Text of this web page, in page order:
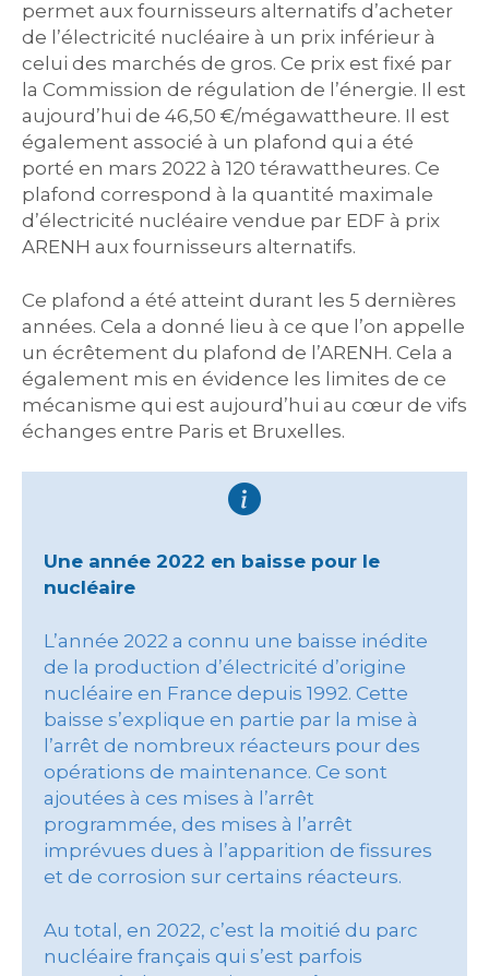
permet aux fournisseurs alternatifs d’acheter
de l’électricité nucléaire à un prix inférieur à
celui des marchés de gros. Ce prix est fixé par
la Commission de régulation de l’énergie. Il est
aujourd’hui de 46,50 €/mégawattheure. Il est
également associé à un plafond qui a été
porté en mars 2022 à 120 térawattheures. Ce
plafond correspond à la quantité maximale
d’électricité nucléaire vendue par EDF à prix
ARENH aux fournisseurs alternatifs.
Ce plafond a été atteint durant les 5 dernières
années. Cela a donné lieu à ce que l’on appelle
un écrêtement du plafond de l’ARENH. Cela a
également mis en évidence les limites de ce
mécanisme qui est aujourd’hui au cœur de vifs
échanges entre Paris et Bruxelles.
Une année 2022 en baisse pour le
nucléaire
L’année 2022 a connu une baisse inédite
de la production d’électricité d’origine
nucléaire en France depuis 1992. Cette
baisse s’explique en partie par la mise à
l’arrêt de nombreux réacteurs pour des
opérations de maintenance. Ce sont
ajoutées à ces mises à l’arrêt
programmée, des mises à l’arrêt
imprévues dues à l’apparition de fissures
et de corrosion sur certains réacteurs.
Au total, en 2022, c’est la moitié du parc
nucléaire français qui s’est parfois